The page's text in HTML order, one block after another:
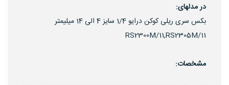
در مدلهای:
بکس سری ریلی کوکن درایو 1/4 سایز 4 الی 14 میلیمتر
RS2300M/11,RS2305M/11
مشخصات: